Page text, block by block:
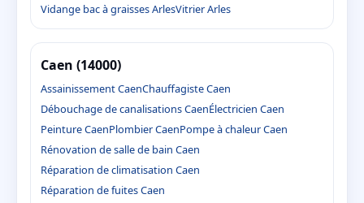
Vidange bac à graisses ArlesVitrier Arles
Caen (14000)
Assainissement CaenChauffagiste Caen
Débouchage de canalisations CaenÉlectricien Caen
Peinture CaenPlombier CaenPompe à chaleur Caen
Rénovation de salle de bain Caen
Réparation de climatisation Caen
Réparation de fuites Caen